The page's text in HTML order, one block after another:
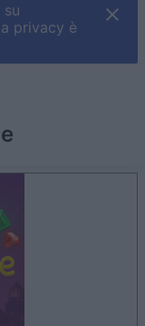
su
privacy è